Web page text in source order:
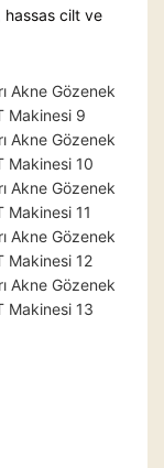
hassas cilt ve